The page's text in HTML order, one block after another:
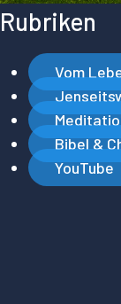
Rubriken
Vom
Bibel &
YouTube